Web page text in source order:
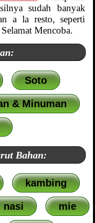
sudah banyak
a la resto, seperti
Mencoba.
Soto
& Minuman
Bahan:
kambing
nasi mie